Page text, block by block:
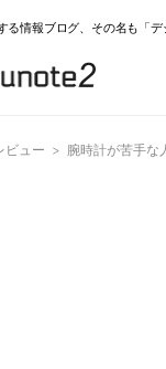
る情報ブログ、その名も「
ビュー > 腕時計が苦手な